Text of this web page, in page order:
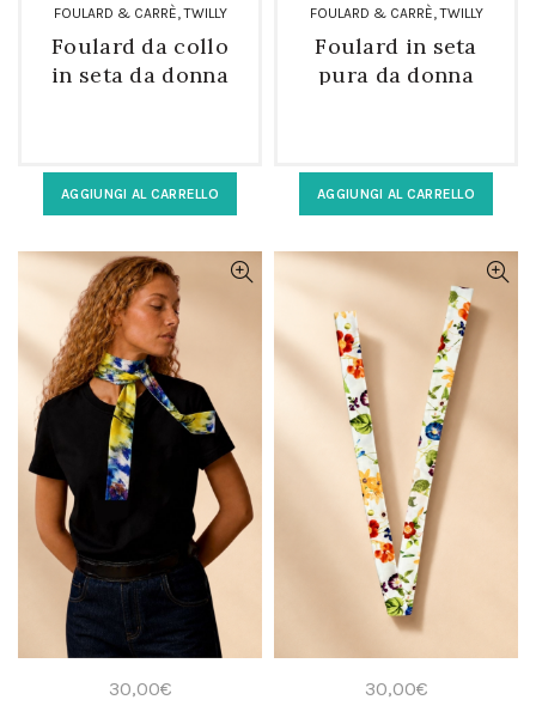
FOULARD & CARRÈ,TWILLY
Foulard da collo
in seta da donna
AGGIUNGI AL CARRELLO
FOULARD & CARRÈ,TWILLY
Foulard in seta
pura da donna
AGGIUNGI AL CARRELLO
30,00€ 30,00€